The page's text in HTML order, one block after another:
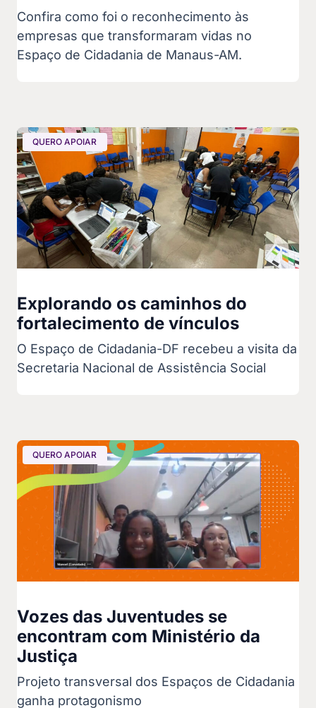
Confira como foi o reconhecimento às
empresas que transformaram vidas no
Espaço de Cidadania de Manaus-AM.
QUERO APOIAR
Explorando os caminhos do
fortalecimento de vínculos
O Espaço de Cidadania-DF recebeu a visita da
Secretaria Nacional de Assistência Social
QUERO APOIAR
Vozes das Juventudes se
encontram com Ministério da
Justiça
Projeto transversal dos Espaços de Cidadania
ganha protagonismo